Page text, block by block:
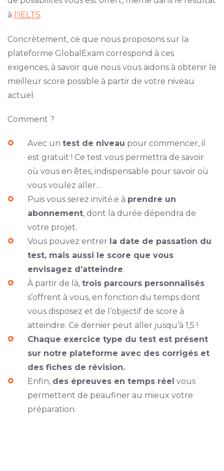
à l’IELTS.
Concrètement, ce que nous proposons sur la
plateforme GlobalExam correspond à ces
exigences, à savoir que nous vous aidons à obtenir le
meilleur score possible à partir de votre niveau
actuel.
Comment ?
Avec un test de niveau pour commencer, il
est gratuit ! Ce test vous permettra de savoir
où vous en êtes, indispensable pour savoir où
vous voulez aller…
Puis vous serez invité.e à prendre un
abonnement, dont la durée dépendra de
votre projet.
Vous pouvez entrer la date de passation du
test, mais aussi le score que vous
envisagez d’atteindre.
À partir de là, trois parcours personnalisés
s’offrent à vous, en fonction du temps dont
vous disposez et de l’objectif de score à
atteindre. Ce dernier peut aller jusqu’à 1,5 !
Chaque exercice type du test est présent
sur notre plateforme avec des corrigés et
des fiches de révision.
Enfin, des épreuves en temps réel vous
permettent de peaufiner au mieux votre
préparation.